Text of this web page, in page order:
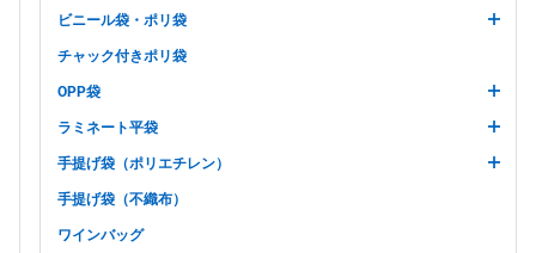
ビニール袋・ポリ袋
チャック付きポリ袋
OPP袋
ラミネート平袋
手提げ袋（ポリエチレン）
手提げ袋（不織布）
ワインバッグ